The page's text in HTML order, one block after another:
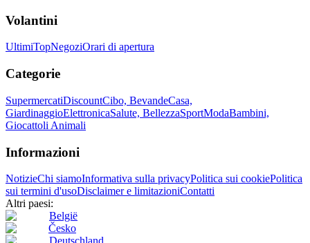
Volantini
UltimiTopNegoziOrari di apertura
Categorie
SupermercatiDiscountCibo, BevandeCasa,
GiardinaggioElettronicaSalute, BellezzaSportModaBambini,
Giocattoli Animali
Informazioni
NotizieChi siamoInformativa sulla privacyPolitica sui cookiePolitica
sui termini d'usoDisclaimer e limitazioniContatti
Altri paesi:
België
Česko